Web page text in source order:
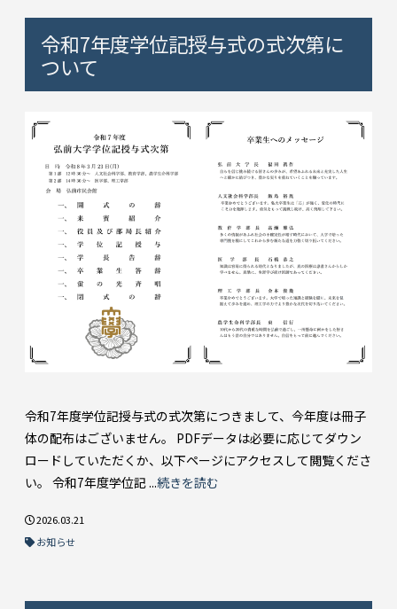
令和7年度学位記授与式の式次第に
ついて
令和7年度学位記授与式の式次第につきまして、今年度は冊子
体の配布はございません。 PDFデータは必要に応じてダウン
ロードしていただくか、以下ページにアクセスして閲覧くださ
い。 令和7年度学位記 ...続きを読む
2026.03.21
お知らせ